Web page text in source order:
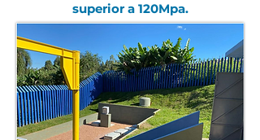
superior a 120Mpa.